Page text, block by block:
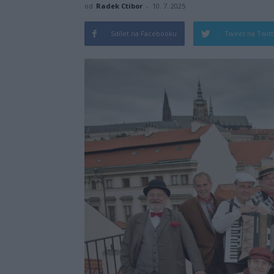
od Radek Ctibor - 10. 7. 2025
Sdílet na Facebooku Tweet na